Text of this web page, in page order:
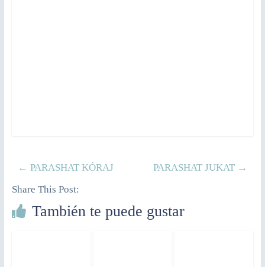
← PARASHAT KÓRAJ PARASHAT JUKAT →
Share This Post:
También te puede gustar